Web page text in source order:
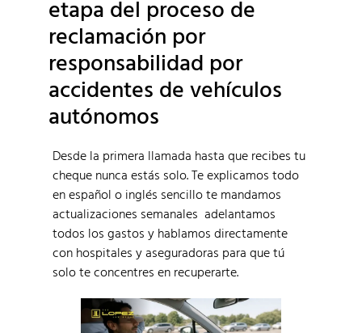
etapa del proceso de
reclamación por
responsabilidad por
accidentes de vehículos
autónomos
Desde la primera llamada hasta que recibes tu
cheque nunca estás solo. Te explicamos todo
en español o inglés sencillo te mandamos
actualizaciones semanales adelantamos
todos los gastos y hablamos directamente
con hospitales y aseguradoras para que tú
solo te concentres en recuperarte.